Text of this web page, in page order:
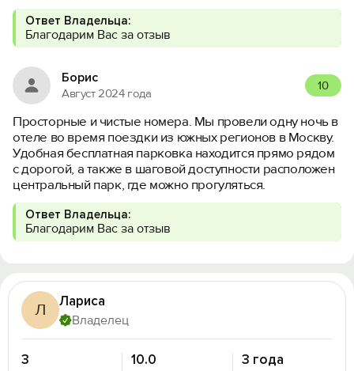
Ответ Владельца:
Благодарим Вас за отзыв
Борис
Август 2024 года
10
Просторные и чистые номера. Мы провели одну ночь в
отеле во время поездки из южных регионов в Москву.
Удобная бесплатная парковка находится прямо рядом
с дорогой, а также в шаговой доступности расположен
центральный парк, где можно прогуляться.
Ответ Владельца:
Благодарим Вас за отзыв
Л Лариса
Владелец
3 10.0 3 года